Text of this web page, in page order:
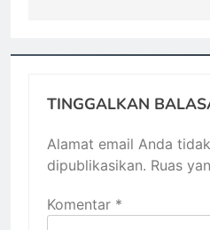
TINGGALKAN
Alamat email Anda
dipublikasikan. Ruas
Komentar *